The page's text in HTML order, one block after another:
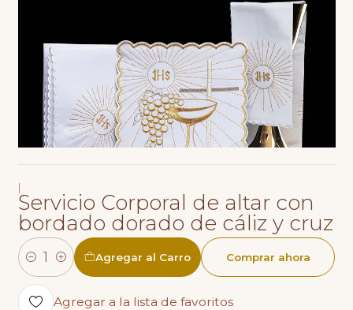
Servicio Corporal de altar con
bordado dorado de cáliz y cruz
Cantidad
Agregar al Carro Comprar ahora
Agregar a la lista de favoritos